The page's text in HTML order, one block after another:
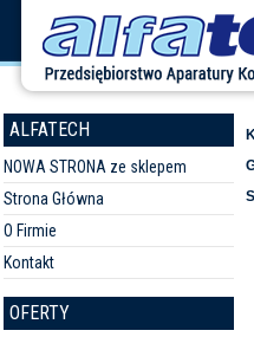
ALFATECH
NOWA STRONA ze sklepem
Strona Główna
O Firmie
Kontakt
OFERTY